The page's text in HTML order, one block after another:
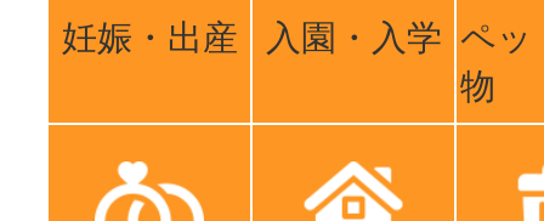
妊娠・出産 入園・入学 ペッ
物